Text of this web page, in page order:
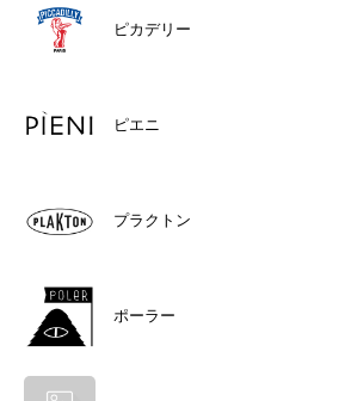
ピカデリー
ピエニ
プラクトン
ポーラー